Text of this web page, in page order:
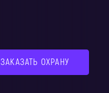
ЗАКАЗАТЬ ОХРАНУ